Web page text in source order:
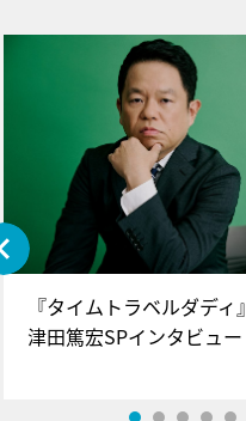
『タイムトラベルダディ
津田篤宏SPインタ